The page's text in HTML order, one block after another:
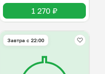
1 270 ₽
Завтра c 22:00